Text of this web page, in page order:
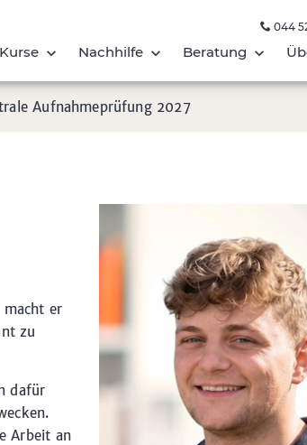
044
Kurse Nachhilfe Beratung
Aufnahmeprüfung 2027
macht er
zu
dafür
Arbeit an